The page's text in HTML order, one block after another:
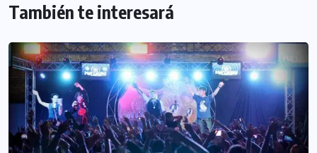
También te interesará